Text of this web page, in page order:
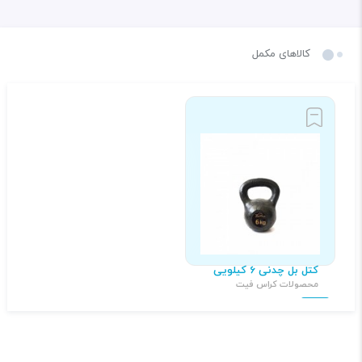
کالاهای مکمل
کتل بل چدنی 6 کیلویی
محصولات کراس فیت